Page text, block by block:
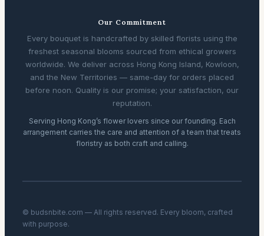
Our Commitment
Every bouquet is handcrafted by skilled florists using the
freshest seasonal blooms sourced from ethical growers
worldwide. We deliver across Hong Kong Island, Kowloon,
and the New Territories — same-day for orders placed
before noon. Quality is our promise; your satisfaction, our
reputation.
Serving Hong Kong’s flower lovers since our founding. Each
arrangement carries the care and attention of a team that treats
floristry as both craft and calling.
© budsnbite.com — All rights reserved. Every bloom, crafted
with purpose.